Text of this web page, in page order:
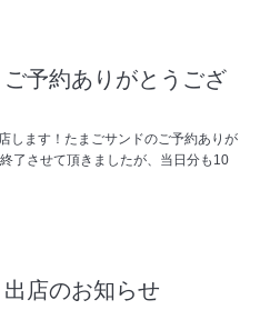
予約ありがとうござ
します！たまごサンドのご予約ありが
了させて頂きましたが、当日分も10
店のお知らせ